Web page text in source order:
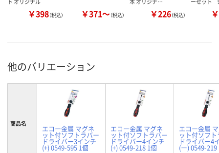
￥398（税込） ￥371～（税込） ￥226（税込）
他のバリエーション
商品名
エコー金属 マグネ
ット付ソフトラバー
ドライバー3インチ
(+) 0549-595 1個
エコー金属 マグネ
ット付ソフトラバー
ドライバー4インチ
(+) 0549-218 1個
エコー金属
ット付ソフ
ドライバー4
(ー) 0549-219